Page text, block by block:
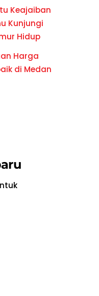
Keajaiban
Kunjungi
Hidup
Harga
di Medan